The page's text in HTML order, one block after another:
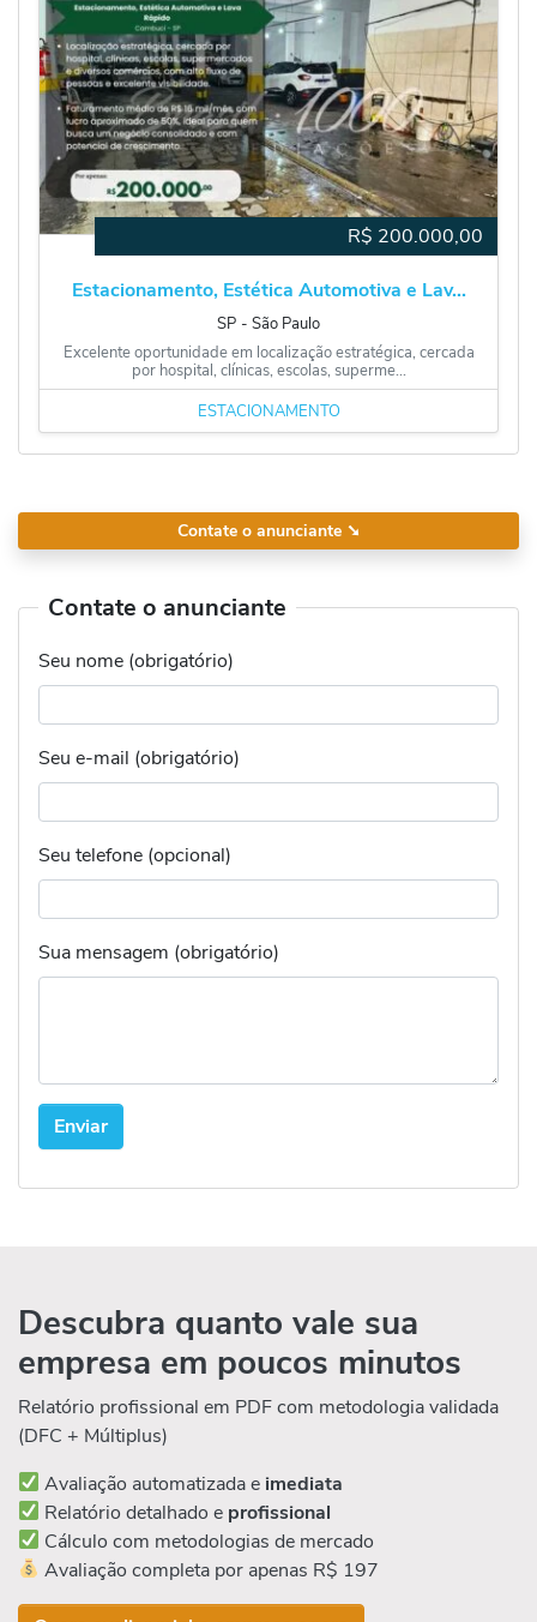
R$ 200.000,00
Estacionamento, Estética Automotiva e Lav...
SP ‐ São Paulo
Excelente oportunidade em localização estratégica, cercada
por hospital, clínicas, escolas, superme...
ESTACIONAMENTO
Contate o anunciante ➘
Contate o anunciante
Seu nome (obrigatório)
Seu e-mail (obrigatório)
Seu telefone (opcional)
Sua mensagem (obrigatório)
Descubra quanto vale sua
empresa em poucos minutos
Relatório profissional em PDF com metodologia validada
(DFC + Múltiplus)
Avaliação automatizada e imediata
Relatório detalhado e profissional
Cálculo com metodologias de mercado
Avaliação completa por apenas R$ 197